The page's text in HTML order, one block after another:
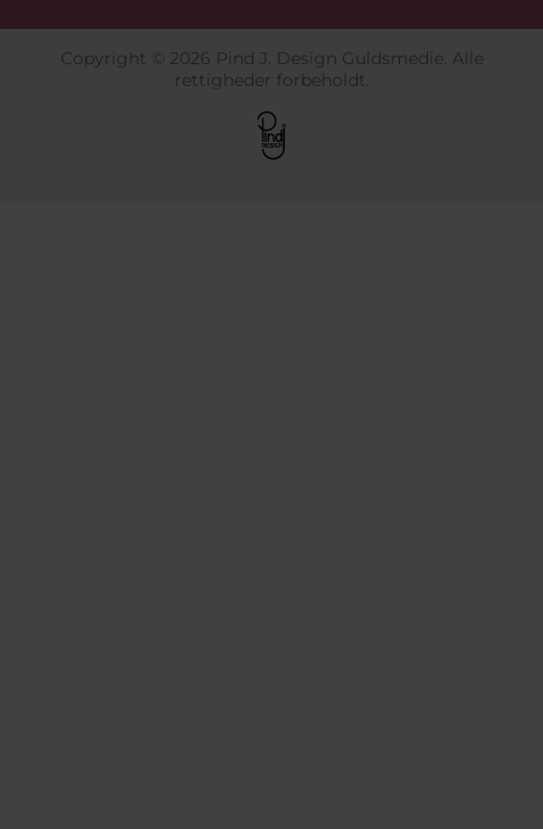
Copyright © 2026 Pind J. Design Guldsmedie. Alle
rettigheder forbeholdt.